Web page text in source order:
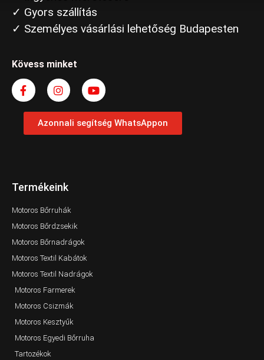
✓ Gyors szállítás
✓ Személyes vásárlási lehetőség Budapesten
Kövess minket
Azonnali segítség WhatsAppon
Termékeink
Motoros Bőrruhák
Motoros Bőrdzsekik
Motoros Bőrnadrágok
Motoros Textil Kabátok
Motoros Textil Nadrágok
Motoros Farmerek
Motoros Csizmák
Motoros Kesztyűk
Motoros Egyedi Bőrruha
Tartozékok